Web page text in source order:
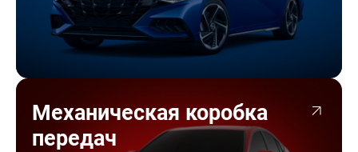
Механическая коробка
передач